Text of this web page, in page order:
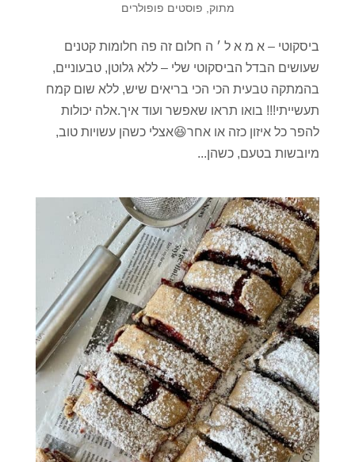
מתוק פוסטים פופולרים
ביסקוטי – א מ א ל ׳ ה חלום זה פה חלומות קטנים
שעושים הבדל הביסקוטי שלי – ללא גלוטן, טבעוניים,
בהמתקה טבעית הכי הכי בריאים שיש, ללא שום קמח
תעשייתי!!! בואו תראו שאפשר ועוד איך.אלה יכולות
להפר כל איזון כזה או אחר😆אצלי כשהן עשויות טוב,
מיובשות בטעם, כשהן...